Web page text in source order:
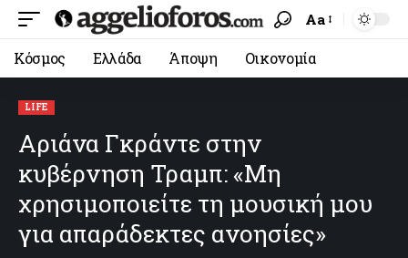
Aa
Κόσμος Ελλάδα Άποψη Οικονομία
LIFE
Αριάνα Γκράντε στην
κυβέρνηση Τραμπ: «Μη
χρησιμοποιείτε τη μουσική μου
για απαράδεκτες ανοησίες»